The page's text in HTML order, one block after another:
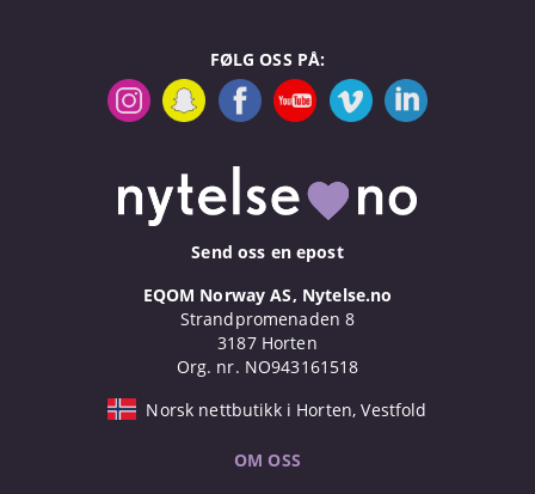
FØLG OSS PÅ:
Send oss en epost
EQOM Norway AS, Nytelse.no
Strandpromenaden 8
3187 Horten
Org. nr. NO943161518
Norsk nettbutikk i Horten, Vestfold
OM OSS